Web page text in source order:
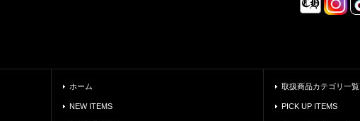
ホーム
NEW ITEMS
取扱商品カテゴリ一覧
PICK UP ITEMS